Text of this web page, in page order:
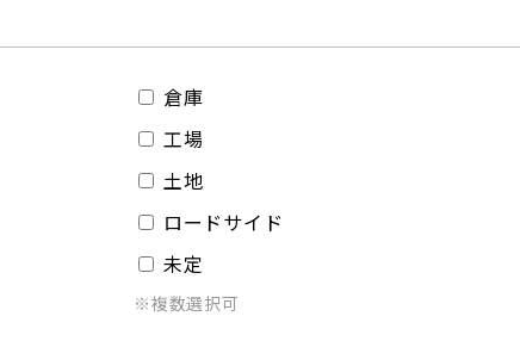
倉庫
工場
土地
ロードサイド
未定
※複数選択可